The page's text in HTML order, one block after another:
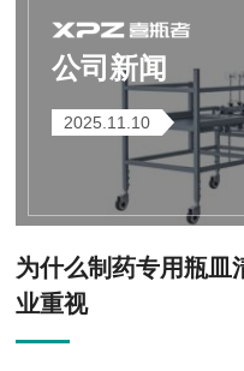
公司新闻
2025.11.10
为什么制药专用瓶皿
业重视